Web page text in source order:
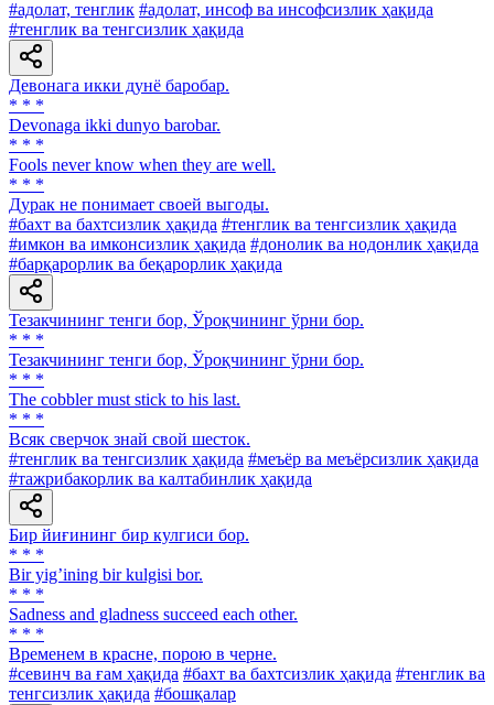
#адолат, тенглик #адолат, инсоф ва инсофсизлик ҳақида
#тенглик ва тенгсизлик ҳақида
Девонага икки дунё баробар.
* * *
Devonaga ikki dunyo barobar.
* * *
Fools never know when they are well.
* * *
Дурак не понимает своей выгоды.
#бахт ва бахтсизлик ҳақида #тенглик ва тенгсизлик ҳақида
#имкон ва имконсизлик ҳақида #донолик ва нодонлик ҳақида
#барқарорлик ва беқарорлик ҳақида
Тезакчининг тенги бор, Ўроқчининг ўрни бор.
* * *
Тезакчининг тенги бор, Ўроқчининг ўрни бор.
* * *
The cobbler must stick to his last.
* * *
Всяк сверчок знай свой шесток.
#тенглик ва тенгсизлик ҳақида #меъёр ва меъёрсизлик ҳақида
#тажрибакорлик ва калтабинлик ҳақида
Бир йиғининг бир кулгиси бор.
* * *
Bir yigʼining bir kulgisi bor.
* * *
Sadness and gladness succeed each other.
* * *
Временем в красне, порою в черне.
#севинч ва ғам ҳақида #бахт ва бахтсизлик ҳақида #тенглик ва
тенгсизлик ҳақида #бошқалар